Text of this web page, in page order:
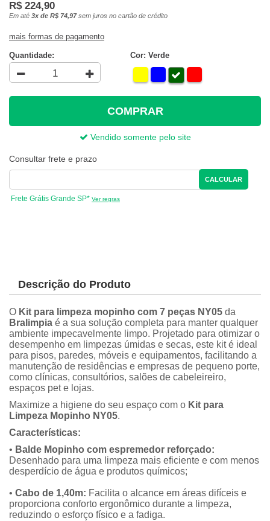
R$ 224,90
Em até 3x de R$ 74,97sem juros no cartão de crédito
mais formas de pagamento
Quantidade: Cor: Verde
COMPRAR
Vendido somente pelo site
Consultar frete e prazo
CALCULAR
Frete Grátis Grande SP* Ver regras
Descrição do Produto
O Kit para limpeza mopinho com 7 peças NY05 da
Bralimpia é a sua solução completa para manter qualquer
ambiente impecavelmente limpo. Projetado para otimizar o
desempenho em limpezas úmidas e secas, este kit é ideal
para pisos, paredes, móveis e equipamentos, facilitando a
manutenção de residências e empresas de pequeno porte,
como clínicas, consultórios, salões de cabeleireiro,
espaços pet e lojas.
Maximize a higiene do seu espaço com o Kit para
Limpeza Mopinho NY05.
Características:
• Balde Mopinho com espremedor reforçado:
Desenhado para uma limpeza mais eficiente e com menos
desperdício de água e produtos químicos;
• Cabo de 1,40m: Facilita o alcance em áreas difíceis e
proporciona conforto ergonômico durante a limpeza,
reduzindo o esforço físico e a fadiga.